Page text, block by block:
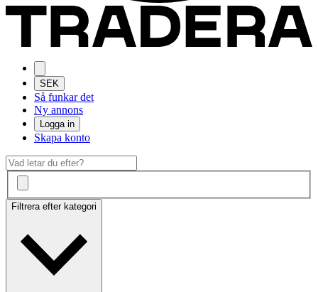
SEK
Så funkar det
Ny annons
Logga in
Skapa konto
Filtrera efter kategori